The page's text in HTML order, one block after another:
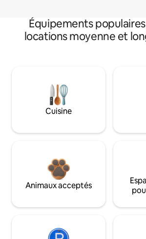
Équipements
locations moyenne et
Cuisine
Animaux acceptés